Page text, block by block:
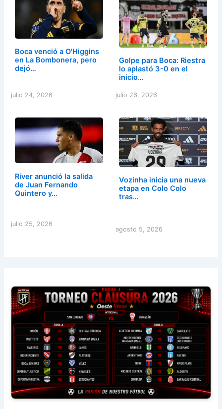
Boca venció a O'Higgins
en La Bombonera, pero
dejó…
julio 24, 2026
Golpe para Boca: Riestra
lo aplastó 3-0 en el
inicio…
julio 26, 2026
River anunció la salida
de Juan Fernando
Quintero y…
julio 25, 2026
Vozinha inicia una nueva
etapa en Colo Colo
tras…
agosto 5, 2026